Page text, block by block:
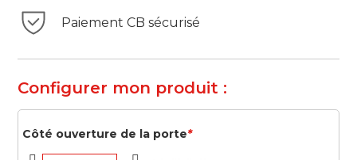
Paiement CB sécurisé
Configurer mon produit :
*
Côté ouverture de la porte